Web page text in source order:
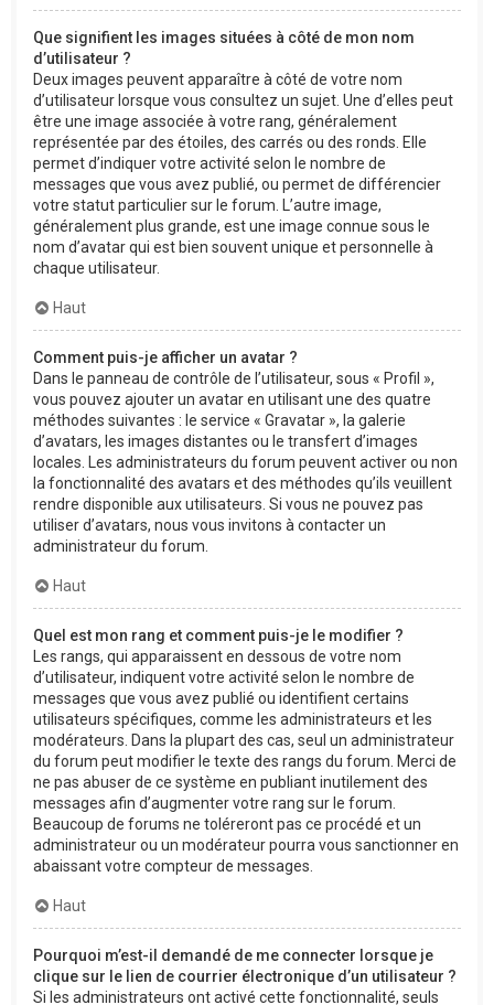
Que signifient les images situées à côté de mon nom
d’utilisateur ?
Deux images peuvent apparaître à côté de votre nom
d’utilisateur lorsque vous consultez un sujet. Une d’elles peut
être une image associée à votre rang, généralement
représentée par des étoiles, des carrés ou des ronds. Elle
permet d’indiquer votre activité selon le nombre de
messages que vous avez publié, ou permet de différencier
votre statut particulier sur le forum. L’autre image,
généralement plus grande, est une image connue sous le
nom d’avatar qui est bien souvent unique et personnelle à
chaque utilisateur.
Haut
Comment puis-je afficher un avatar ?
Dans le panneau de contrôle de l’utilisateur, sous « Profil »,
vous pouvez ajouter un avatar en utilisant une des quatre
méthodes suivantes : le service « Gravatar », la galerie
d’avatars, les images distantes ou le transfert d’images
locales. Les administrateurs du forum peuvent activer ou non
la fonctionnalité des avatars et des méthodes qu’ils veuillent
rendre disponible aux utilisateurs. Si vous ne pouvez pas
utiliser d’avatars, nous vous invitons à contacter un
administrateur du forum.
Haut
Quel est mon rang et comment puis-je le modifier ?
Les rangs, qui apparaissent en dessous de votre nom
d’utilisateur, indiquent votre activité selon le nombre de
messages que vous avez publié ou identifient certains
utilisateurs spécifiques, comme les administrateurs et les
modérateurs. Dans la plupart des cas, seul un administrateur
du forum peut modifier le texte des rangs du forum. Merci de
ne pas abuser de ce système en publiant inutilement des
messages afin d’augmenter votre rang sur le forum.
Beaucoup de forums ne toléreront pas ce procédé et un
administrateur ou un modérateur pourra vous sanctionner en
abaissant votre compteur de messages.
Haut
Pourquoi m’est-il demandé de me connecter lorsque je
clique sur le lien de courrier électronique d’un utilisateur ?
Si les administrateurs ont activé cette fonctionnalité, seuls